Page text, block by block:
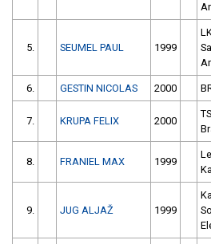
5. SEUMEL PAUL 1999
6. GESTIN NICOLAS 2000
7. KRUPA FELIX 2000
8. FRANIEL MAX 1999
9. JUG ALJAŽ 1999